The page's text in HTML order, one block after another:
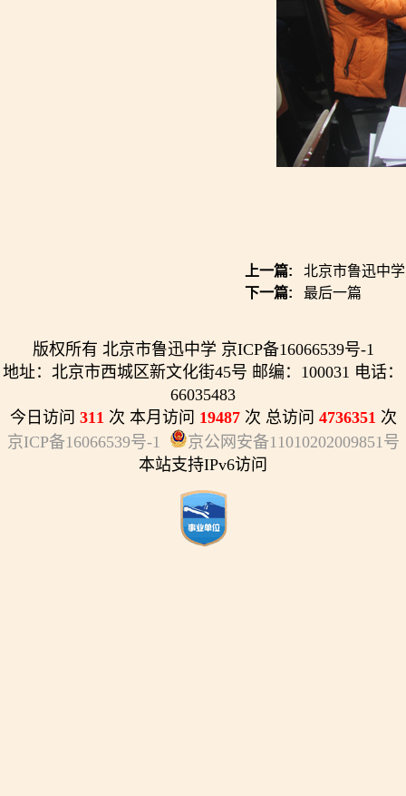
上一篇: 北京市鲁迅中
下一篇: 最后一篇
版权所有 北京市鲁迅中学 京ICP备16066539号-1
地址：北京市西城区新文化街45号 邮编：100031 电话：
66035483
今日访问 311 次 本月访问 19487 次 总访问 4736351 次
京ICP备16066539号-1
京公网安备11010202009851号
本站支持IPv6访问